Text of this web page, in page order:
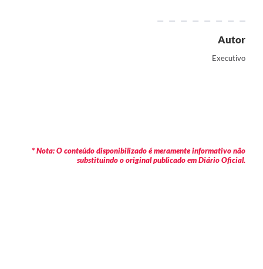
Autor
Executivo
* Nota: O conteúdo disponibilizado é meramente informativo não
substituindo o original publicado em Diário Oficial.